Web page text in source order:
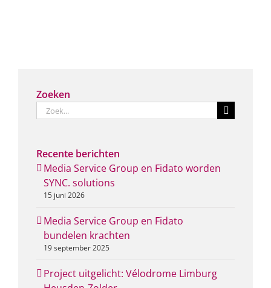
Zoeken
Zoeken
naar:
Recente berichten
Media Service Group en Fidato worden
SYNC. solutions
15 juni 2026
Media Service Group en Fidato
bundelen krachten
19 september 2025
Project uitgelicht: Vélodrome Limburg